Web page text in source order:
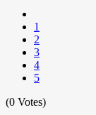
1
2
3
4
5
(0 Votes)